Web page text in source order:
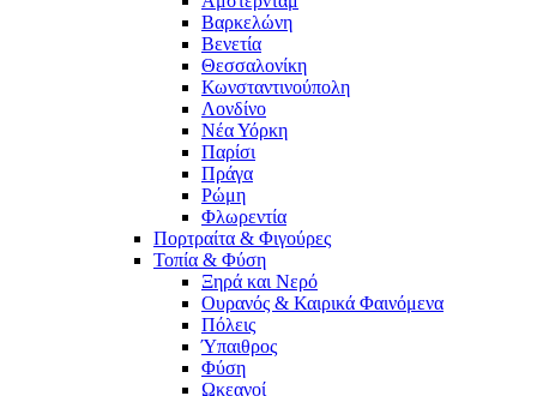
Βαρκελώνη
Βενετία
Θεσσαλονίκη
Κωνσταντινούπολη
Λονδίνο
Νέα Υόρκη
Παρίσι
Πράγα
Ρώμη
Φλωρεντία
Πορτραίτα & Φιγούρες
Τοπία & Φύση
Ξηρά και Νερό
Ουρανός & Καιρικά Φαινόμενα
Πόλεις
Ύπαιθρος
Φύση
Ωκεανοί